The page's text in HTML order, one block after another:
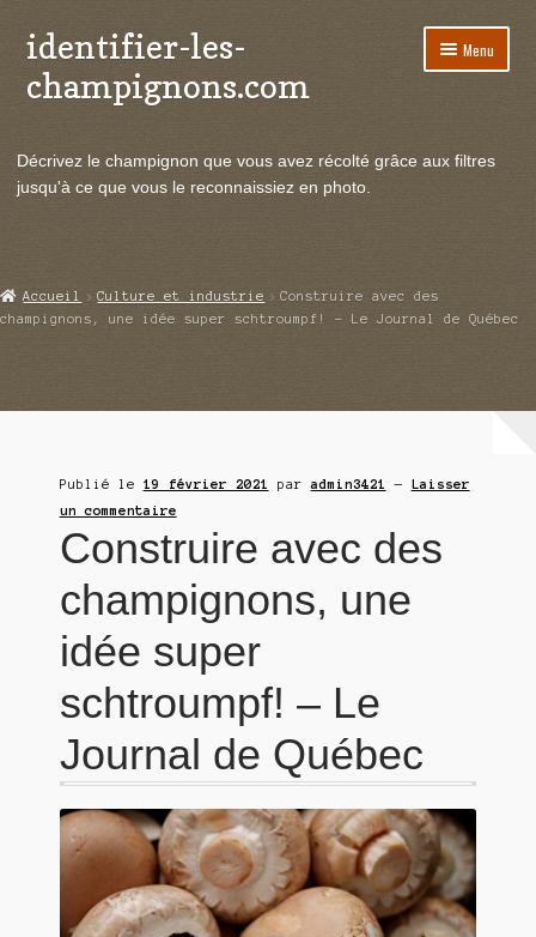
Aller
à
la
Aller
au
contenu
identifier-les-
champignons.com
Menu
le
Actualités
enfant
Echanges et contacts
le
Décrivez le champignon que vous avez récolté grâce aux filtres
jusqu'à ce que vous le reconnaissiez en photo.
Accueil Culture et industrie
Construire avec des
champignons, une idée super schtroumpf! – Le Journal de Québec
Publié le 19 février 2021 paradmin3421 — Laisser
un commentaire
Construire avec des
champignons, une
idée super
schtroumpf! – Le
Journal de Québec